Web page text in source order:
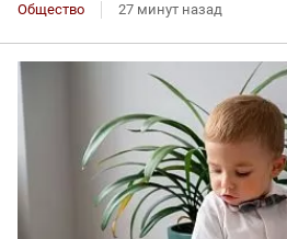
Общество 27 минут назад